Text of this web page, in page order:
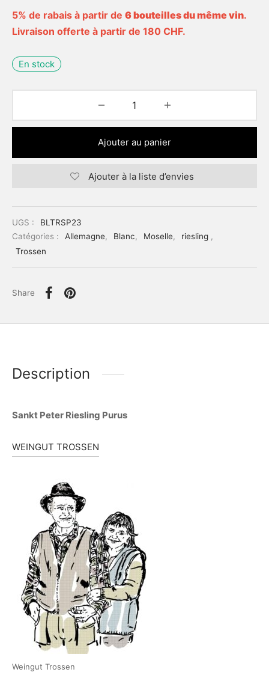
5% de rabais à partir de 6 bouteilles du même vin.
Livraison offerte à partir de 180 CHF.
En stock
Ajouter au panier
Ajouter à la liste d’envies
UGS :
BLTRSP23
Catégories :
Allemagne, Blanc, Moselle, riesling ,
Trossen
Share
Description
Sankt Peter Riesling Purus
WEINGUT TROSSEN
Weingut Trossen